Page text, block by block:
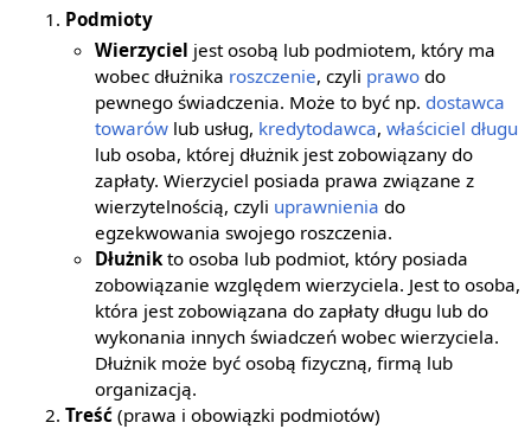
Podmioty
Wierzyciel jest osobą lub podmiotem, który ma
wobec dłużnika roszczenie, czyli prawodo
pewnego świadczenia. Może to być np. dostawca
towarówlub usług, kredytodawca, właściciel długu
lub osoba, której dłużnik jest zobowiązany do
zapłaty. Wierzyciel posiada prawa związane z
wierzytelnością, czyli uprawnienia do
egzekwowania swojego roszczenia.
Dłużnikto osoba lub podmiot, który posiada
zobowiązanie względem wierzyciela. Jest to osoba,
która jest zobowiązana do zapłaty długu lub do
wykonania innych świadczeń wobec wierzyciela.
Dłużnik może być osobą fizyczną, firmą lub
organizacją.
Treść (prawa i obowiązki podmiotów)